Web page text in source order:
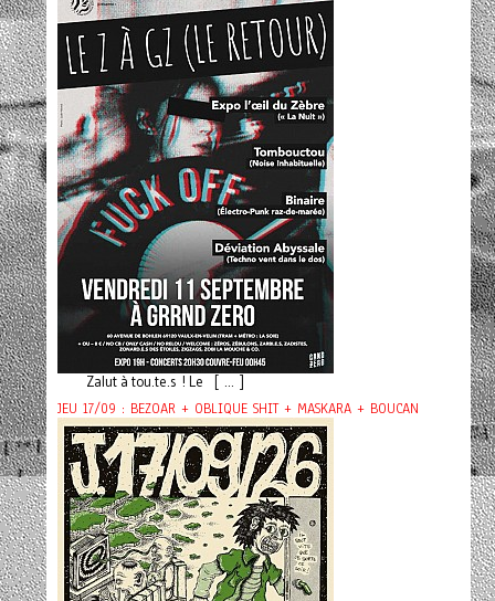
Zalut à tou.te.s ! Le [ ... ]
JEU 17/09 : BEZOAR + OBLIQUE SHIT + MASKARA + BOUCAN